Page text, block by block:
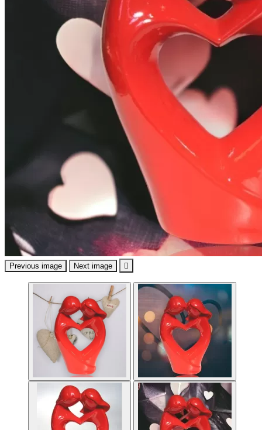
Previous image Next image 